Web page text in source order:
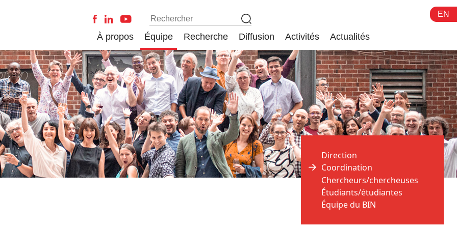
EN
À propos Équipe Recherche Diffusion Activités Actualités
Direction
Coordination
Chercheurs/chercheuses
Étudiants/étudiantes
Équipe du BIN